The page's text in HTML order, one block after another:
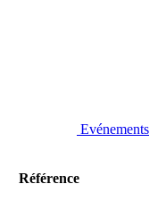
Evénements
Référence